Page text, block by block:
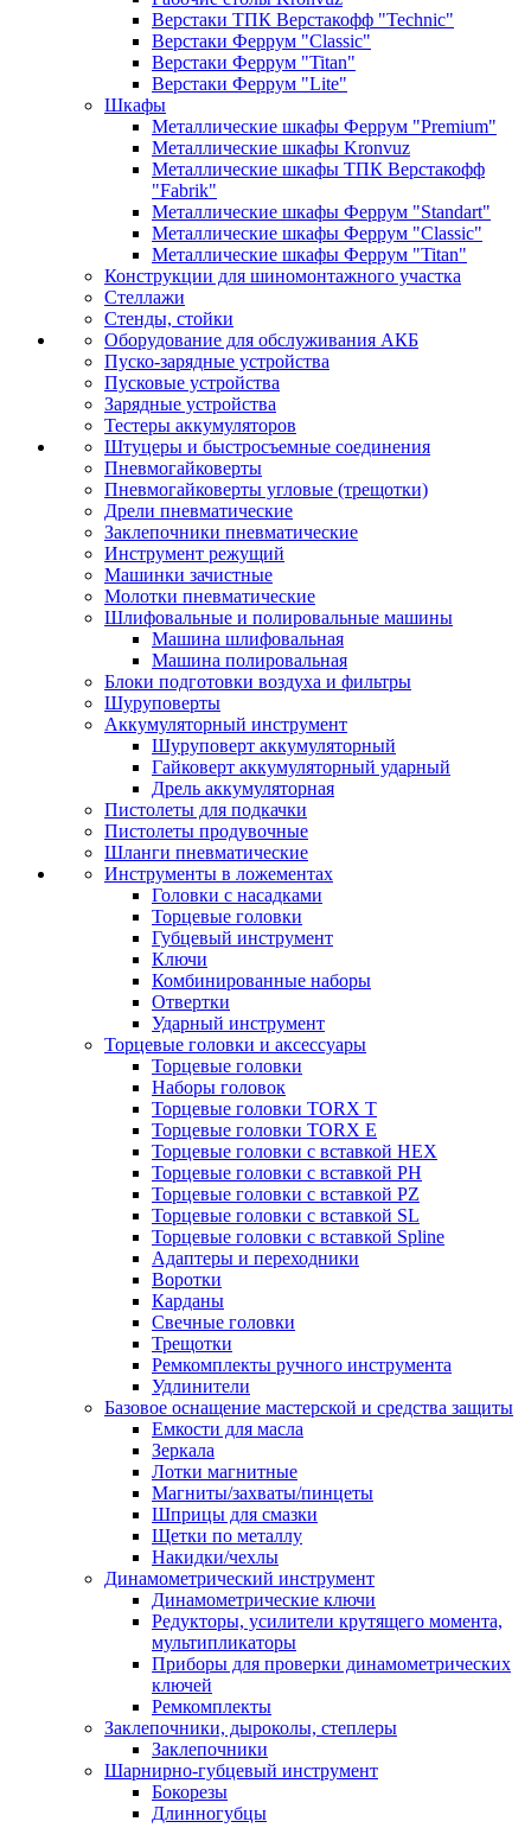
Верстаки ТПК Верстакофф "Technic"
Верстаки Феррум "Classic"
Верстаки Феррум "Titan"
Верстаки Феррум "Lite"
Шкафы
Металлические шкафы Феррум "Premium"
Металлические шкафы Kronvuz
Металлические шкафы ТПК Верстакофф
"Fabrik"
Металлические шкафы Феррум "Standart"
Металлические шкафы Феррум "Classic"
Металлические шкафы Феррум "Titan"
Конструкции для шиномонтажного участка
Стеллажи
Стенды, стойки
Оборудование для обслуживания АКБ
Пуско-зарядные устройства
Пусковые устройства
Зарядные устройства
Тестеры аккумуляторов
Штуцеры и быстросъемные соединения
Пневмогайковерты
Пневмогайковерты угловые (трещотки)
Дрели пневматические
Заклепочники пневматические
Инструмент режущий
Машинки зачистные
Молотки пневматические
Шлифовальные и полировальные машины
Машина шлифовальная
Машина полировальная
Блоки подготовки воздуха и фильтры
Шуруповерты
Аккумуляторный инструмент
Шуруповерт аккумуляторный
Гайковерт аккумуляторный ударный
Дрель аккумуляторная
Пистолеты для подкачки
Пистолеты продувочные
Шланги пневматические
Инструменты в ложементах
Головки с насадками
Торцевые головки
Губцевый инструмент
Ключи
Комбинированные наборы
Отвертки
Ударный инструмент
Торцевые головки и аксессуары
Торцевые головки
Наборы головок
Торцевые головки TORX T
Торцевые головки TORX Е
Торцевые головки с вставкой HEX
Торцевые головки с вставкой PH
Торцевые головки с вставкой PZ
Торцевые головки с вставкой SL
Торцевые головки с вставкой Spline
Адаптеры и переходники
Воротки
Карданы
Свечные головки
Трещотки
Ремкомплекты ручного инструмента
Удлинители
Базовое оснащение мастерской и средства защиты
Емкости для масла
Зеркала
Лотки магнитные
Магниты/захваты/пинцеты
Шприцы для смазки
Щетки по металлу
Накидки/чехлы
Динамометрический инструмент
Динамометрические ключи
Редукторы, усилители крутящего момента,
мультипликаторы
Приборы для проверки динамометрических
ключей
Ремкомплекты
Заклепочники, дыроколы, степлеры
Заклепочники
Шарнирно-губцевый инструмент
Бокорезы
Длинногубцы